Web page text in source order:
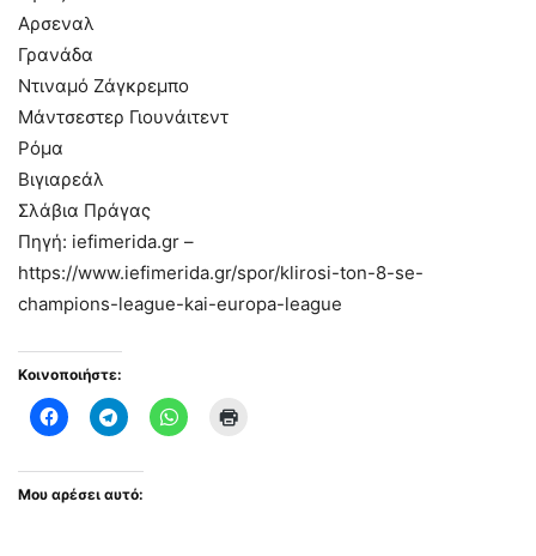
Αρσεναλ
Γρανάδα
Ντιναμό Ζάγκρεμπο
Μάντσεστερ Γιουνάιτεντ
Ρόμα
Βιγιαρεάλ
Σλάβια Πράγας
Πηγή: iefimerida.gr –
https://www.iefimerida.gr/spor/klirosi-ton-8-se-
champions-league-kai-europa-league
Κοινοποιήστε:
Μου αρέσει αυτό: